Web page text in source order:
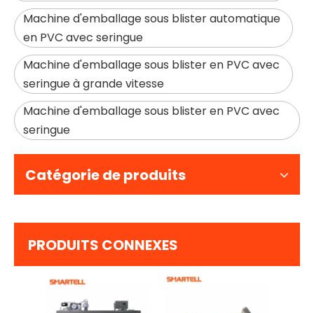
Machine d'emballage sous blister automatique
en PVC avec seringue
Machine d'emballage sous blister en PVC avec
seringue à grande vitesse
Machine d'emballage sous blister en PVC avec
seringue
Catégorie de produits
PRODUITS CONNEXES